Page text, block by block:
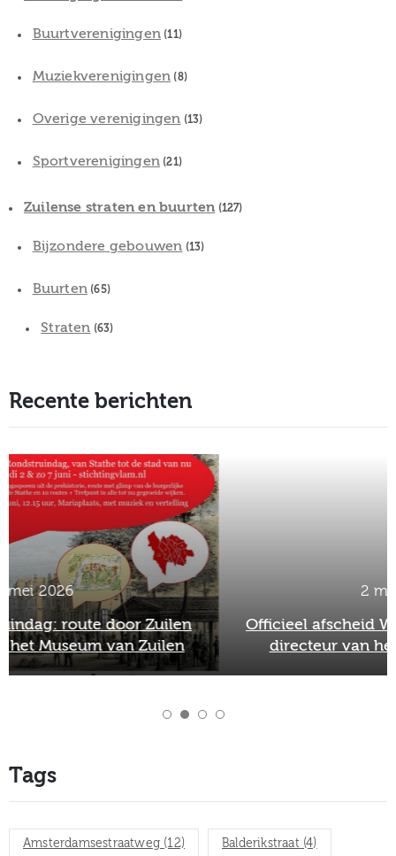
Buurtverenigingen (11)
Muziekverenigingen (8)
Overige verenigingen (13)
Sportverenigingen (21)
Zuilense straten en buurten (127)
Bijzondere gebouwen (13)
Buurten (65)
Straten (63)
Recente berichten
2 maart 2026
Officieel afscheid Wim van Scharenburg als
directeur van het Museum van Zuilen
Tags
Amsterdamsestraatweg (12) Balderikstraat(4)